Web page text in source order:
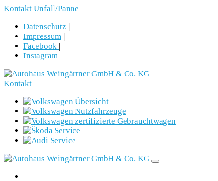
Kontakt Unfall/Panne
Datenschutz |
Impressum |
Facebook |
Instagram
Kontakt